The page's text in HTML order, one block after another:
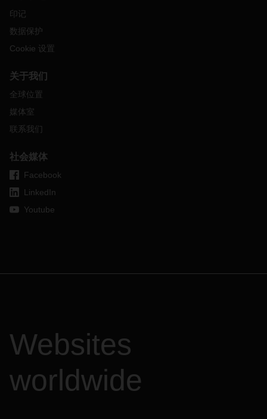
印记
数据保护
Cookie 设置
关于我们
全球位置
媒体室
联系我们
社会媒体
Facebook
LinkedIn
Youtube
Websites
worldwide